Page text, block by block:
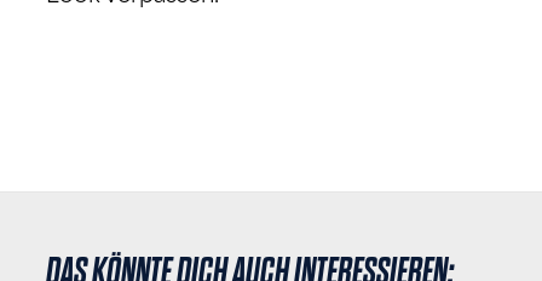
DAS KÖNNTE DICH AUCH INTERESSIEREN: